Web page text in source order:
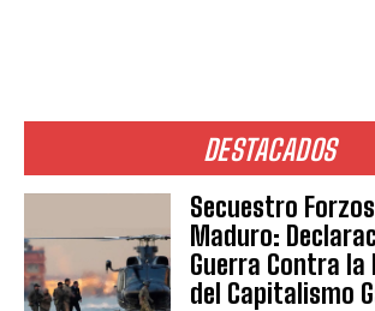
DESTACADOS
Secuestro
Maduro:
Guerra Contra
del Capitalismo